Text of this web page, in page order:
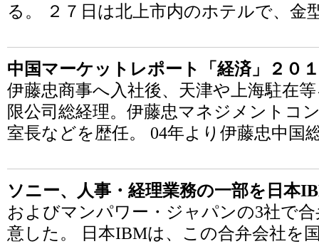
る。 ２７日は北上市内のホテルで、金
中国マーケットレポート「経済」２０
伊藤忠商事へ入社後、天津や上海駐在
限公司総経理。伊藤忠マネジメントコ
室長などを歴任。 04年より伊藤忠中国
ソニー、人事・経理業務の一部を日本
およびマンパワー・ジャパンの3社で
意した。 日本IBMは、この合弁会社を